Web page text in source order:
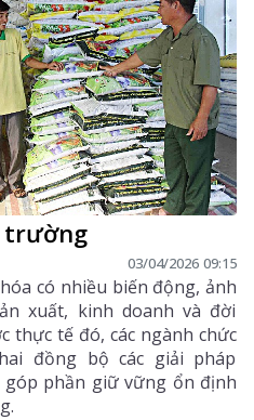
trường
03/04/2026 09:15
có nhiều biến động, ảnh
xuất, kinh doanh và đời
thực tế đó, các ngành chức
đồng bộ các giải pháp
phần giữ vững ổn định